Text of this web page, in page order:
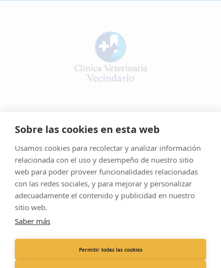
Sobre las cookies en esta web
Usamos cookies para recolectar y analizar información
relacionada con el uso y desempeño de nuestro sitio
web para poder proveer funcionalidades relacionadas
con las redes sociales, y para mejorar y personalizar
adecuadamente el contenido y publicidad en nuestro
sitio web.
Saber más
Permitir todas las cookies
Aviso Legal
Política De Cookies
Política De Privacidad
© Clínica Veterinaria Vecindario
C. Primero de Mayo, 11, 35110 Las Palmas